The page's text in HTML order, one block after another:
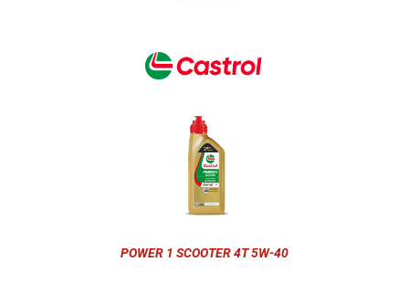
POWER 1 SCOOTER 4T 5W-40